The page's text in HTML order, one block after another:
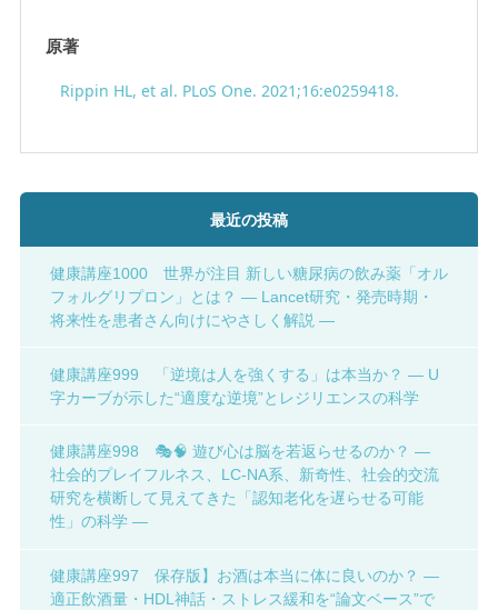
原著
Rippin HL, et al. PLoS One. 2021;16:e0259418.
最近の投稿
健康講座1000 世界が注目 新しい糖尿病の飲み薬「オル
フォルグリプロン」とは？ ― Lancet研究・発売時期・
将来性を患者さん向けにやさしく解説 ―
健康講座999 「逆境は人を強くする」は本当か？ ― U
字カーブが示した“適度な逆境”とレジリエンスの科学
健康講座998 🎭🧠 遊び心は脳を若返らせるのか？ ―
社会的プレイフルネス、LC-NA系、新奇性、社会的交流
研究を横断して見えてきた「認知老化を遅らせる可能
性」の科学 ―
健康講座997 保存版】お酒は本当に体に良いのか？ ―
適正飲酒量・HDL神話・ストレス緩和を“論文ベース”で